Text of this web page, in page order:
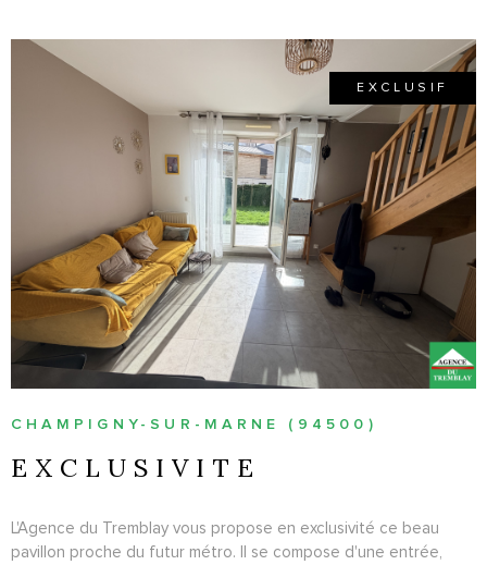
CHAMPIGNY-SUR-MARNE (94500)
EXCLUSIVITE
L'Agence du Tremblay vous propose en exclusivité ce beau
pavillon proche du futur métro. Il se compose d'une entrée,
EXCLUSIF
VOIR LE BIEN